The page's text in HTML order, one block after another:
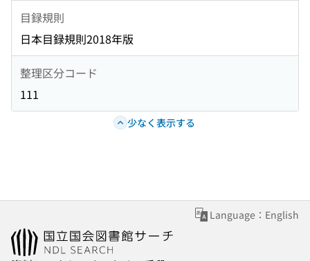
目録規則
日本目録規則2018年版
整理区分コード
111
少なく表示する
Language：English